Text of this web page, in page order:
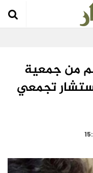
من جمعية
تجمعي